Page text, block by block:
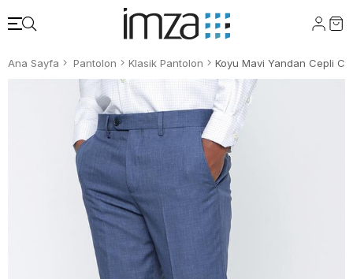
Ana Sayfa Pantolon Klasik Pantolon